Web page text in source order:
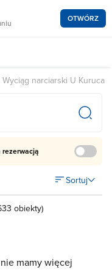
OTWÓRZ
narciarski U Kuruca
Sortuj
obiekty)
nie mamy więcej